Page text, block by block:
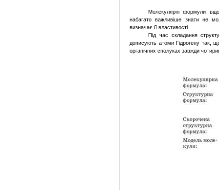
Молекулярні формули
набагато
важливіше знати не
визначає їївластивості
Під час складання
дописують атоми Гідрогену так,
органічних сполуках завжди